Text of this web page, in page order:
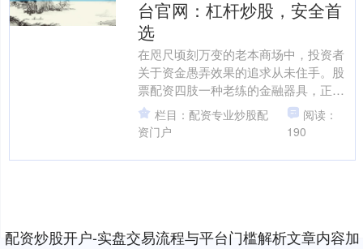
台官网：杠杆炒股，安全首
选
在咫尺顷刻万变的老本商场中，投资者
关于资金愚弄效果的追求从未住手。股
票配资四肢一种老练的金融器具，正慢
慢成为盛大投资者放大收益、优化资金
成立的要紧聘用。而在盛大....
栏目：配资专业炒股配
资门户
阅读：
190
配资炒股开户-实盘交易流程与平台门槛解析文章内容加